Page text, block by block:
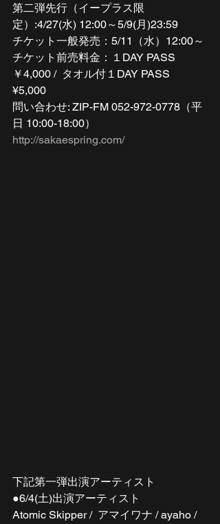
第二弾先行（イープラス限
定）:4/27(水) 12:00～5/9(月)23:59
チケット一般発売：5/11（水）12:00～
チケット前売料金：１DAY PASS
￥4,000 /  タオル付１DAY PASS
¥5,000
問い合わせ: ZIP-FM 052-972-0778（平
日 10:00-18:00）
http://sakaespring.com/
下記第一弾出演アーティスト
●6/4(土)出演アーティスト
Atomic Skipper /  アマイワナ / ayaho /